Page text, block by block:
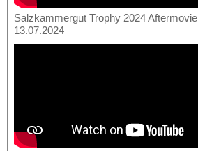
Salzkammergut Trophy 2024 Aftermovie
13.07.2024